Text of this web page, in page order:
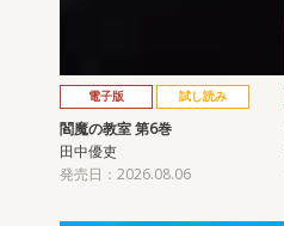
電子版 試し読み
閻魔の教室 第6巻
田中優吏
発売日：2026.08.06